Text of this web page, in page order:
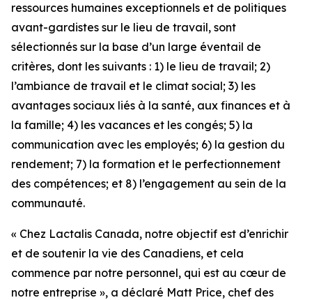
ressources humaines exceptionnels et de politiques
avant-gardistes sur le lieu de travail, sont
sélectionnés sur la base d’un large éventail de
critères, dont les suivants : 1) le lieu de travail; 2)
l’ambiance de travail et le climat social; 3) les
avantages sociaux liés à la santé, aux finances et à
la famille; 4) les vacances et les congés; 5) la
communication avec les employés; 6) la gestion du
rendement; 7) la formation et le perfectionnement
des compétences; et 8) l’engagement au sein de la
communauté.
« Chez Lactalis Canada, notre objectif est d’enrichir
et de soutenir la vie des Canadiens, et cela
commence par notre personnel, qui est au cœur de
notre entreprise », a déclaré Matt Price, chef des